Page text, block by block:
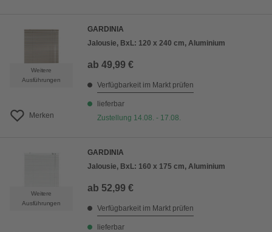
Weitere
Ausführungen
Merken
GARDINIA
Jalousie, BxL: 120 x 240 cm, Aluminium
ab 49,99 €
Verfügbarkeit im Markt prüfen
lieferbar
Zustellung 14.08. - 17.08.
Weitere
Ausführungen
GARDINIA
Jalousie, BxL: 160 x 175 cm, Aluminium
ab 52,99 €
Verfügbarkeit im Markt prüfen
lieferbar